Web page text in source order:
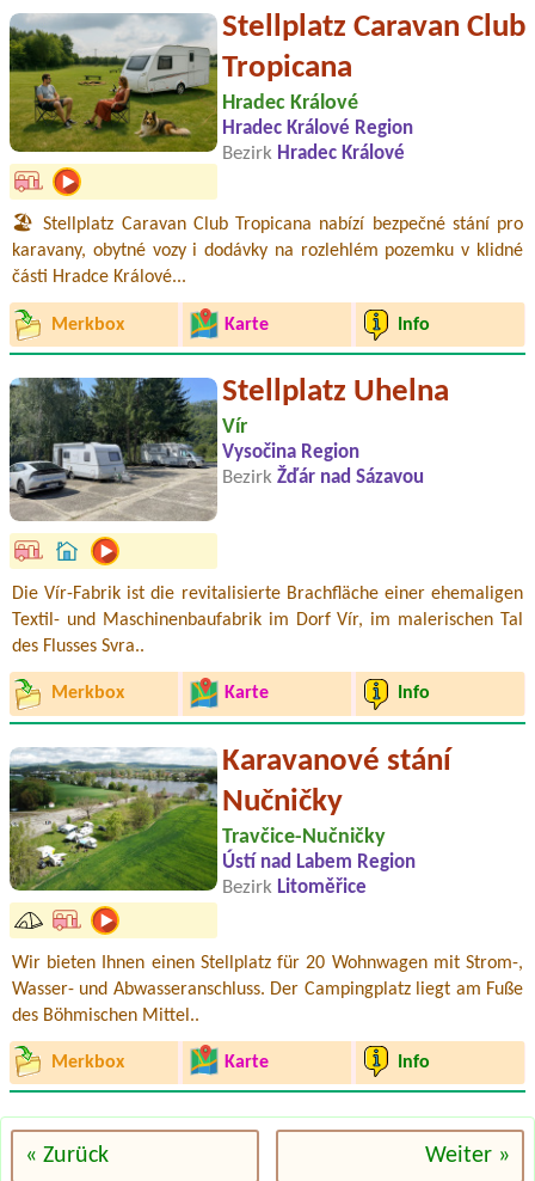
Stellplatz Caravan Club
Tropicana
Hradec Králové
Hradec Králové Region
Bezirk Hradec Králové
🏖️ Stellplatz Caravan Club Tropicana nabízí bezpečné stání pro
karavany, obytné vozy i dodávky na rozlehlém pozemku v klidné
části Hradce Králové...
Merkbox Karte Info
Stellplatz Uhelna
Vír
Vysočina Region
Bezirk Žďár nad Sázavou
Die Vír-Fabrik ist die revitalisierte Brachfläche einer ehemaligen
Textil- und Maschinenbaufabrik im Dorf Vír, im malerischen Tal
des Flusses Svra..
Merkbox Karte Info
Karavanové stání
Nučničky
Travčice-Nučničky
Ústí nad Labem Region
Bezirk Litoměřice
Wir bieten Ihnen einen Stellplatz für 20 Wohnwagen mit Strom-,
Wasser- und Abwasseranschluss. Der Campingplatz liegt am Fuße
des Böhmischen Mittel..
Merkbox Karte Info
« Zurück Weiter »